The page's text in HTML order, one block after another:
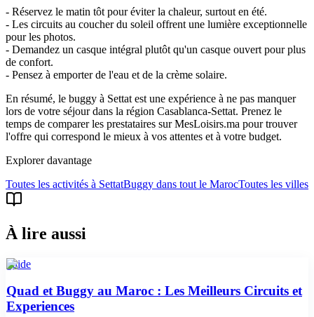
- Réservez le matin tôt pour éviter la chaleur, surtout en été.
- Les circuits au coucher du soleil offrent une lumière exceptionnelle
pour les photos.
- Demandez un casque intégral plutôt qu'un casque ouvert pour plus
de confort.
- Pensez à emporter de l'eau et de la crème solaire.
En résumé, le buggy à Settat est une expérience à ne pas manquer
lors de votre séjour dans la région Casablanca-Settat. Prenez le
temps de comparer les prestataires sur MesLoisirs.ma pour trouver
l'offre qui correspond le mieux à vos attentes et à votre budget.
Explorer davantage
Toutes les activités à SettatBuggy dans tout le MarocToutes les villes
À lire aussi
guide
Quad et Buggy au Maroc : Les Meilleurs Circuits et
Experiences